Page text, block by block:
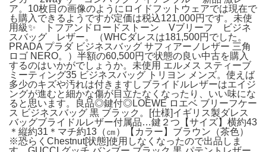
ア。10枚目の画像のようにロイドフットウェアでは現在で
も購入できるようですが定価は税込121,000円です。未使
用級✨ トフアンドロードストーン Vブリーフ ビジネ
スバッグ レザー。（WHCダレスは181,500円でした。
PRADA プラダ ビジネスバッグ サフィアーノレザー 三角
ロゴ NERO。）半額の60,500円で状態の良い中古を購入
するのはいかがでしょうか。未使用 エルメス スティーブ
ミーティング35 ビジネスバッグ トリヨン メンズ。使えば
多少のキズや汚れは付きますしブライドルレザーはエイジ
ングが進むと細かな傷が目立たなくなったり、いい味にな
ると思います。良品◎鍵付◎LOEWE ロエベ ブリーフケー
ス ビジネスバッグ 黒 ブラック。[仕様]イギリス製ダレス
バッグブライドルレザー付属品…鍵２つ【サイズ】横約43
＊縦約31＊マチ約13（㎝）【カラー】ブラウン（茶色）
※恐らくChestnut[状態]使用しなくなったので出品しま